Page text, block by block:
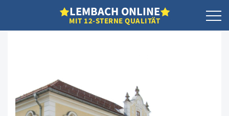
LEMBACH ONLINE
MIT 12-STERNE QUALITÄT